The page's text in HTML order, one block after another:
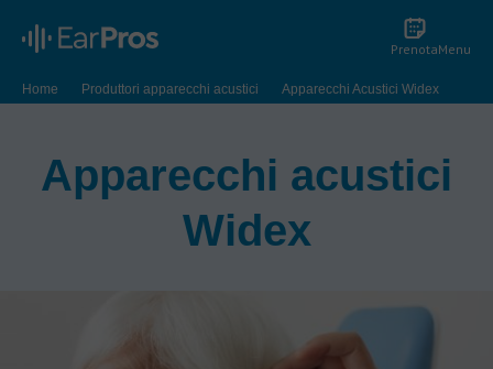
PrenotaMenu
Home Produttori apparecchi acustici Apparecchi Acustici Widex
Apparecchi acustici
Widex